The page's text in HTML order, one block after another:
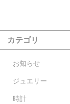
カテゴリ
お知らせ
ジュエリー
時計